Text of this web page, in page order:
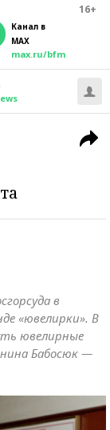
16+
Канал в
MAX
max.ru/bfm
в
«ювелирки». В
ювелирные
Бабосюк —